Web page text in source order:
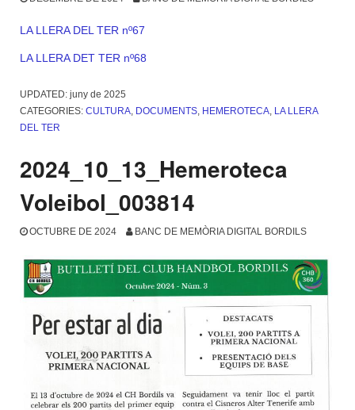
LA LLERA DEL TER nº67
LA LLERA DET TER nº68
UPDATED: juny de 2025
CATEGORIES: CULTURA, DOCUMENTS, HEMEROTECA, LA LLERA
DEL TER
2024_10_13_Hemeroteca
Voleibol_003814
OCTUBRE DE 2024 BANC DE MEMÒRIA DIGITAL BORDILS